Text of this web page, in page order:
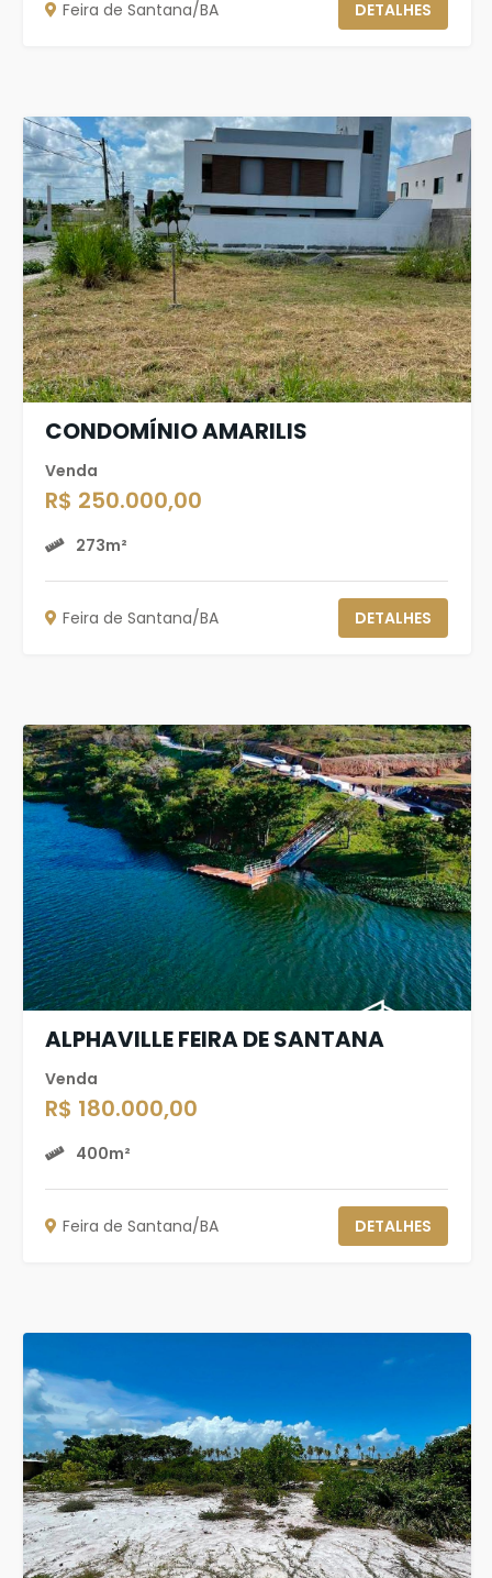
Feira de Santana/BA DETALHES
CONDOMÍNIO AMARILIS
Venda
R$ 250.000,00
273m²
Feira de Santana/BA DETALHES
ALPHAVILLE FEIRA DE SANTANA
Venda
R$ 180.000,00
400m²
Feira de Santana/BA DETALHES